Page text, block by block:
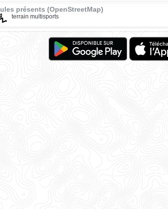
présents (OpenStreetMap)
terrain multisports